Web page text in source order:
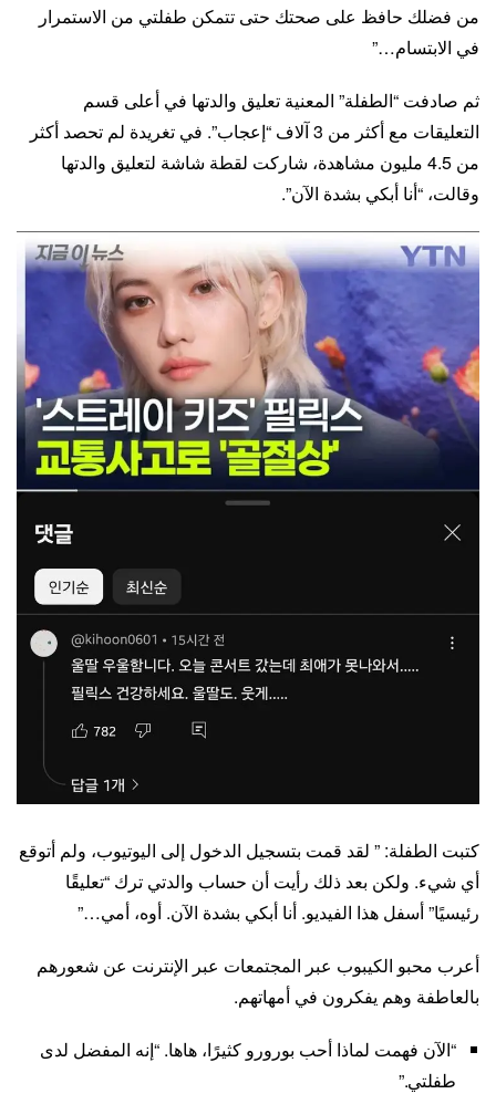
من فضلك حافظ على صحتك حتى تتمكن طفلتي من الاستمرار
في الابتسام…”
ثم صادفت “الطفلة” المعنية تعليق والدتها في أعلى قسم
التعليقات مع أكثر من 3 آلاف “إعجاب”. في تغريدة لم تحصد أكثر
من 4.5 مليون مشاهدة، شاركت لقطة شاشة لتعليق والدتها
وقالت، “أنا أبكي بشدة الآن”.
كتبت الطفلة: ” لقد قمت بتسجيل الدخول إلى اليوتيوب، ولم أتوقع
أي شيء. ولكن بعد ذلك رأيت أن حساب والدتي ترك “تعليقًا
رئيسيًا” أسفل هذا الفيديو. أنا أبكي بشدة الآن. أوه، أمي…”
أعرب محبو الكيبوب عبر المجتمعات عبر الإنترنت عن شعورهم
بالعاطفة وهم يفكرون في أمهاتهم.
“الآن فهمت لماذا أحب بورورو كثيرًا، هاها. “إنه المفضل لدى
طفلتي.”